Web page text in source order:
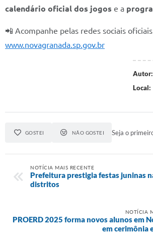
calendário oficial dos jogos e a
📲 Acompanhe pelas redes sociais
www.novagranada.sp.gov.br
Autor:
Local:
GOSTEI NÃO GOSTEI Seja o
NOTÍCIA MAIS RECENTE
Prefeitura prestigia festas juninas
distritos
NOTÍCIA
PROERD 2025 forma novos alunos em
em cerimônia